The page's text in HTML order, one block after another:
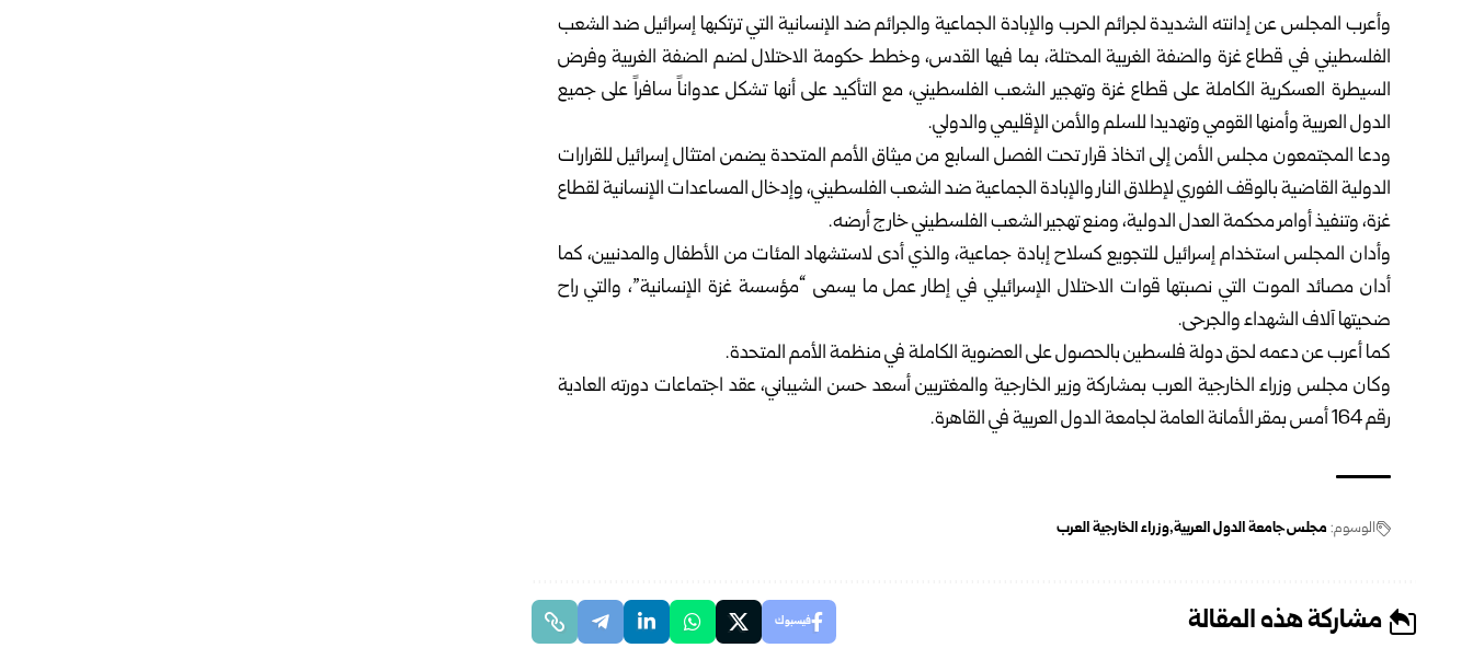
وأعرب المجلس عن إدانته الشديدة لجرائم الحرب والإبادة الجماعية والجرائم ضد الإنسانية التي ترتكبها إسرائيل ضد الشعب
الفلسطيني في قطاع غزة والضفة الغربية المحتلة، بما فيها القدس، وخطط حكومة الاحتلال لضم الضفة الغربية وفرض
السيطرة العسكرية الكاملة على قطاع غزة وتهجير الشعب الفلسطيني، مع التأكيد على أنها تشكل عدواناً سافراً على جميع
الدول العربية وأمنها القومي وتهديدا للسلم والأمن الإقليمي والدولي.
ودعا المجتمعون مجلس الأمن إلى اتخاذ قرار تحت الفصل السابع من ميثاق الأمم المتحدة يضمن امتثال إسرائيل للقرارات
الدولية القاضية بالوقف الفوري لإطلاق النار والإبادة الجماعية ضد الشعب الفلسطيني، وإدخال المساعدات الإنسانية لقطاع
غزة، وتنفيذ أوامر محكمة العدل الدولية، ومنع تهجير الشعب الفلسطيني خارج أرضه.
وأدان المجلس استخدام إسرائيل للتجويع كسلاح إبادة جماعية، والذي أدى لاستشهاد المئات من الأطفال والمدنيين، كما
أدان مصائد الموت التي نصبتها قوات الاحتلال الإسرائيلي في إطار عمل ما يسمى “مؤسسة غزة الإنسانية”، والتي راح
ضحيتها آلاف الشهداء والجرحى.
كما أعرب عن دعمه لحق دولة فلسطين بالحصول على العضوية الكاملة في منظمة الأمم المتحدة.
وكان مجلس وزراء الخارجية العرب بمشاركة وزير الخارجية والمغتربين أسعد حسن الشيباني، عقد اجتماعات دورته العادية
رقم 164 أمس بمقر الأمانة العامة لجامعة الدول العربية في القاهرة.
الوسوم: مجلس جامعة الدول العربية وزراء الخارجية العرب
مشاركة هذه المقالة فيسبوك